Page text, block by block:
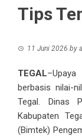
Tips
11 Juni 2026 by
TEGAL
berbasis nilai-
Tegal. Dinas
Kabupaten
(Bimtek)